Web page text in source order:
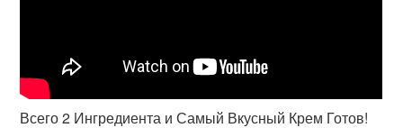
Всего 2 Ингредиента и Самый Вкусный Крем Готов!